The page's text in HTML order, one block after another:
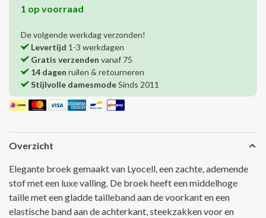
1 op voorraad
De volgende werkdag verzonden!
Levertijd 1-3 werkdagen
Gratis verzenden vanaf 75
14 dagen ruilen & retourneren
Stijlvolle damesmodeSinds 2011
Overzicht
Elegante broek gemaakt van Lyocell, een zachte, ademende
stof met een luxe valling. De broek heeft een middelhoge
taille met een gladde tailleband aan de voorkant en een
elastische band aan de achterkant, steekzakken voor en